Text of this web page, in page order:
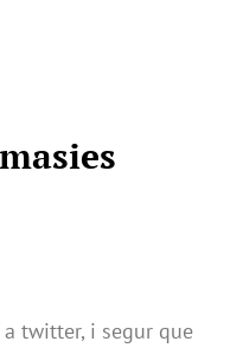
twitter, i segur que